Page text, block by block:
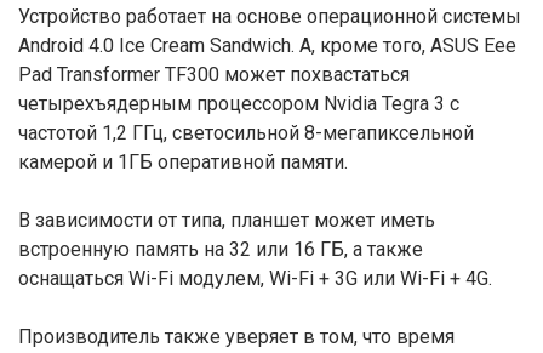
Устройство работает на основе операционной системы
Android 4.0 Ice Cream Sandwich. А, кроме того, ASUS Eee
Pad Transformer TF300 может похвастаться
четырехъядерным процессором Nvidia Tegra 3 с
частотой 1,2 ГГц, светосильной 8-мегапиксельной
камерой и 1ГБ оперативной памяти.
В зависимости от типа, планшет может иметь
встроенную память на 32 или 16 ГБ, а также
оснащаться Wi-Fi модулем, Wi-Fi + 3G или Wi-Fi + 4G.
Производитель также уверяет в том, что время